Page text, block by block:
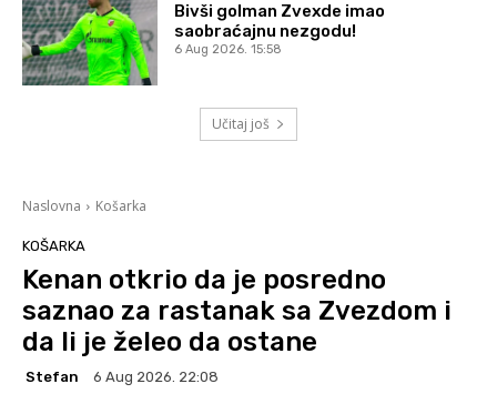
Bivši golman Zvexde imao
saobraćajnu nezgodu!
6 Aug 2026. 15:58
Učitaj još